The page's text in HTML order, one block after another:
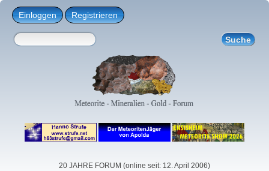
Einloggen Registrieren
20 JAHRE FORUM (online seit: 12. April 2006)